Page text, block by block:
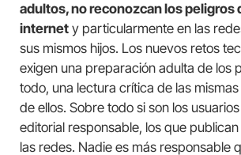
adultos, no reconozcan los peligros
internet y particularmente en las
sus mismos hijos. Los nuevos retos
exigen una preparación adulta de los
todo, una lectura crítica de las
de ellos. Sobre todo si son los
editorial responsable, los que
las redes. Nadie es más responsable